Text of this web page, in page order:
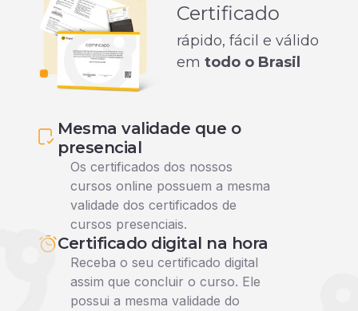
Certificado
rápido, fácil e válido
em todo o Brasil
Mesma validade que o
presencial
Os certificados dos nossos
cursos online possuem a mesma
validade dos certificados de
cursos presenciais.
Certificado digital na hora
Receba o seu certificado digital
assim que concluir o curso. Ele
possui a mesma validade do